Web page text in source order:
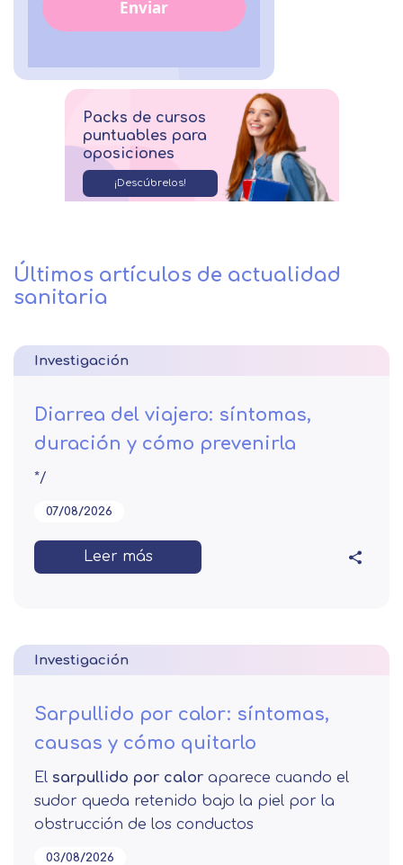
Enviar
Packs de cursos
puntuables para
oposiciones
¡Descúbrelos!
Últimos artículos de actualidad
sanitaria
Investigación
Diarrea del viajero: síntomas,
duración y cómo prevenirla
*/
07/08/2026
Leer más
Investigación
Sarpullido por calor: síntomas,
causas y cómo quitarlo
El sarpullido por calor aparece cuando el
sudor queda retenido bajo la piel por la
obstrucción de los conductos
03/08/2026